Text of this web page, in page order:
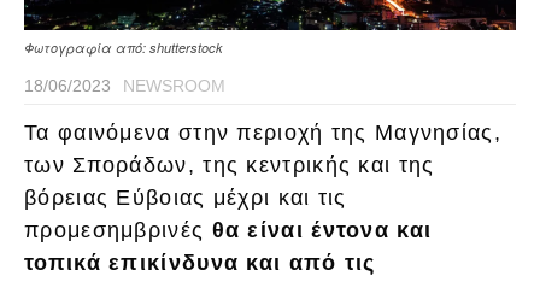
Φωτογραφία από: shutterstock
18/06/2023 NEWSROOM
Τα φαινόμενα στην περιοχή της Μαγνησίας,
των Σποράδων, της κεντρικής και της
βόρειας Εύβοιας μέχρι και τις
προμεσημβρινές θα είναι έντονα και
τοπικά επικίνδυνα και από τις